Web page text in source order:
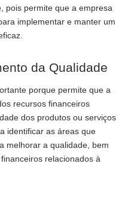
pois permite que a empresa
implementar e manter um
da Qualidade
porque permite que a
recursos financeiros
dos produtos ou serviços
identificar as áreas que
melhorar a qualidade, bem
relacionados à